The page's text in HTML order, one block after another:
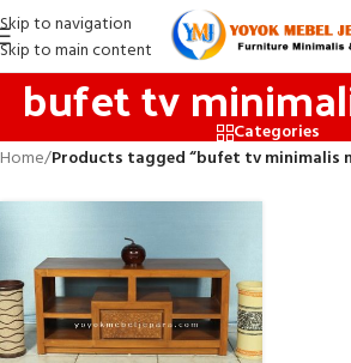
Skip to navigation
Skip to main content
bufet tv
Categories
Home/Products tagged “bufet tv minimalis